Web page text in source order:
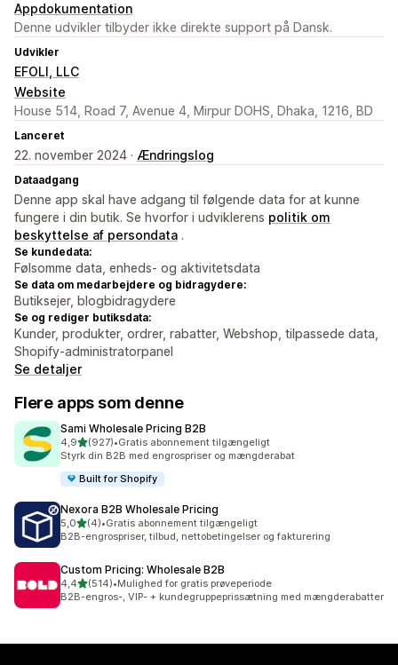
Appdokumentation
Denne udvikler tilbyder ikke direkte support på Dansk.
Udvikler
EFOLI, LLC
Website
House 514, Road 7, Avenue 4, Mirpur DOHS, Dhaka, 1216, BD
Lanceret
22. november 2024 · Ændringslog
Dataadgang
Denne app skal have adgang til følgende data for at kunne
fungere i din butik. Se hvorfor i udviklerens politik om
beskyttelse af persondata .
Se kundedata:
Følsomme data, enheds- og aktivitetsdata
Se data om medarbejdere og bidragydere:
Butiksejer, blogbidragydere
Se og rediger butiksdata:
Kunder, produkter, ordrer, rabatter, Webshop, tilpassede data,
Shopify-administratorpanel
Se detaljer
Flere apps som denne
Sami Wholesale Pricing B2B
4,9ud af 5 stjerner
(927)
927 anmeldelser i alt
•Gratis abonnement tilgængeligt
Styrk din B2B med engrospriser og mængderabat
Built for Shopify
Nexora B2B Wholesale Pricing
5,0ud af 5 stjerner
(4)
4 anmeldelser i alt
•Gratis abonnement tilgængeligt
B2B-engrospriser, tilbud, nettobetingelser og fakturering
Custom Pricing: Wholesale B2B
4,4ud af 5 stjerner
(514)
514 anmeldelser i alt
•Mulighed for gratis prøveperiode
B2B-engros-, VIP- + kundegruppeprissætning med mængderabatter